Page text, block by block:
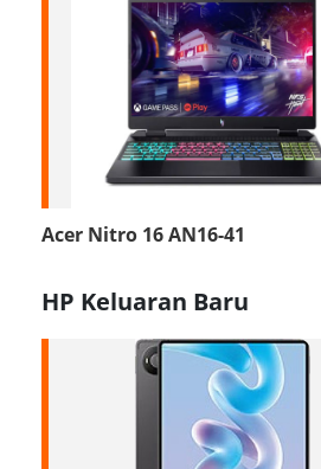
Acer Nitro 16 AN16-41
HP Keluaran Baru